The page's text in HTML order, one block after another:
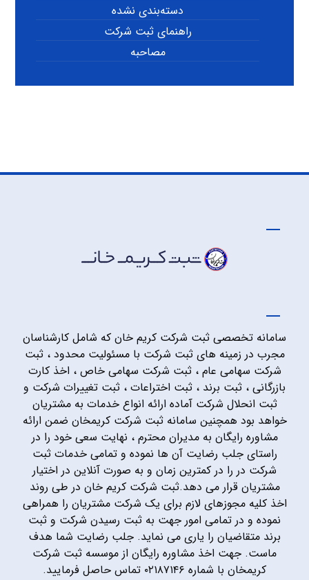
دسته‌بندی نشده
راهنمای ثبت شرکت
مصاحبه
سامانه تخصصی ثبت شرکت کریم خان که شامل کارشناسان
مجرب در زمینه های ثبت شرکت با مسئولیت محدود ، ثبت
شرکت سهامی عام ، ثبت شرکت سهامی خاص ، اخذ کارت
بازرگانی ، ثبت برند ، ثبت اختراعات ، ثبت تغییرات شرکت و
ثبت انحلال شرکت آماده ارائه انواع خدمات به مشتریان
خواهد بود همچنین سامانه ثبت شرکت کریمخان ضمن ارائه
مشاوره رایگان به مدیران محترم ، نهایت سعی خود را در
راستای جلب رضایت آن ها نموده و تمامی خدمات ثبت
شرکت در را در کمترین زمان و به صورت آنلاین در اختیار
مشتریان قرار می دهد.ثبت شرکت کریم خان در طی روند
اخذ کلیه مجوزهای لازم برای یک شرکت مشتریان را همراهی
نموده و در تمامی امور جهت به ثبت رسیدن شرکت و ثبت
برند متقاضیان را یاری می نماید. جلب رضایت شما هدف
ماست. جهت اخذ مشاوره رایگان از موسسه ثبت شرکت
کریمخان با شماره ۰۲۱۸۷۱۴۶ تماس حاصل فرمایید.